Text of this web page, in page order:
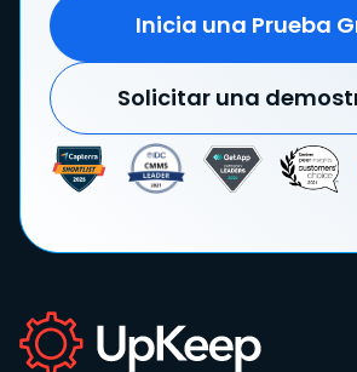
Inicia una Prueba
Solicitar una